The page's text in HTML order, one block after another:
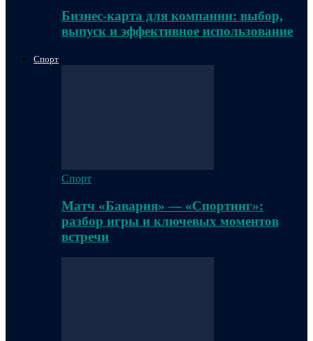
Бизнес-карта для компании: выбор,
выпуск и эффективное использование
Спорт
Спорт
Матч «Бавария» — «Спортинг»:
разбор игры и ключевых моментов
встречи